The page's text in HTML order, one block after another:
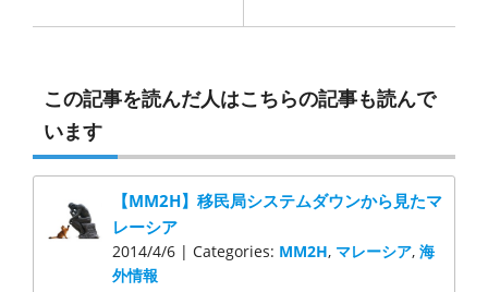
この記事を読んだ人はこちらの記事も読んで
います
【MM2H】移民局システムダウンから見たマ
レーシア
2014/4/6 | Categories: MM2H, マレーシア,海
外情報